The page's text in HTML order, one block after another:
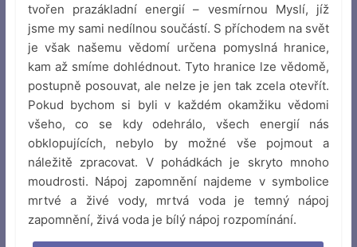
tvořen prazákladní energií – vesmírnou Myslí, jíž
jsme my sami nedílnou součástí. S příchodem na svět
je však našemu vědomí určena pomyslná hranice,
kam až smíme dohlédnout. Tyto hranice lze vědomě,
postupně posouvat, ale nelze je jen tak zcela otevřít.
Pokud bychom si byli v každém okamžiku vědomi
všeho, co se kdy odehrálo, všech energií nás
obklopujících, nebylo by možné vše pojmout a
náležitě zpracovat. V pohádkách je skryto mnoho
moudrosti. Nápoj zapomnění najdeme v symbolice
mrtvé a živé vody, mrtvá voda je temný nápoj
zapomnění, živá voda je bílý nápoj rozpomínání.